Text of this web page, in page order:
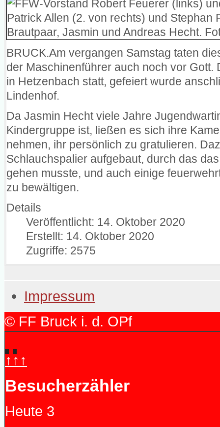
BRUCK.Am vergangen Samstag taten
der Maschinenführer auch noch vor Gott.
in Hetzenbach statt, gefeiert wurde
Lindenhof.
Da Jasmin Hecht viele Jahre
Kindergruppe ist, ließen es sich ihre
nehmen, ihr persönlich zu gratulieren.
Schlauchspalier aufgebaut, durch das
gehen musste, und auch einige
zu bewältigen.
Details
Veröffentlicht: 14. Oktober 2020
Erstellt: 14. Oktober 2020
Zugriffe: 2575
Impressum
© FF Bruck i. d. OPf
↑↑↑
Besucherzähler
Heute 3